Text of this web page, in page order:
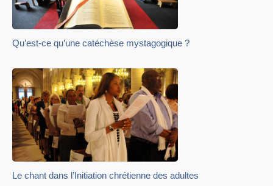
Qu’est-ce qu’une catéchèse mystagogique ?
Le chant dans l’Initiation chrétienne des adultes